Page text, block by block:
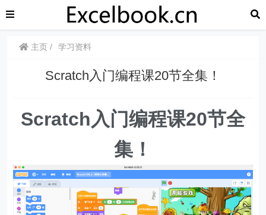
主页 学习资料
Scratch入门编程课20节全集！
Scratch入门编程课20节全
集！